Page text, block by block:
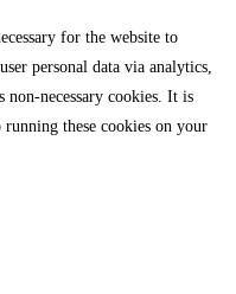
for the website to
personal data via analytics,
non-necessary cookies. It is
these cookies on your